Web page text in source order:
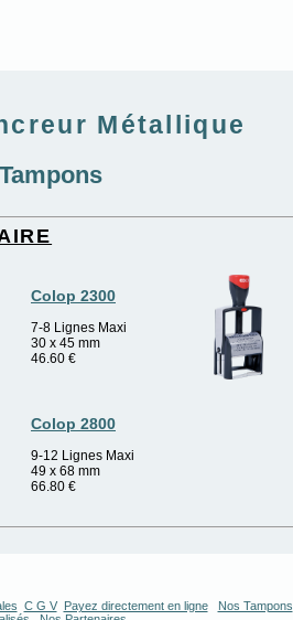
Métallique
Tampons
Colop 2300
7-8 Lignes Maxi
30 x 45 mm
46.60 €
Colop 2800
9-12 Lignes Maxi
49 x 68 mm
66.80 €
C G V Payez directement en ligne Nos Tampons